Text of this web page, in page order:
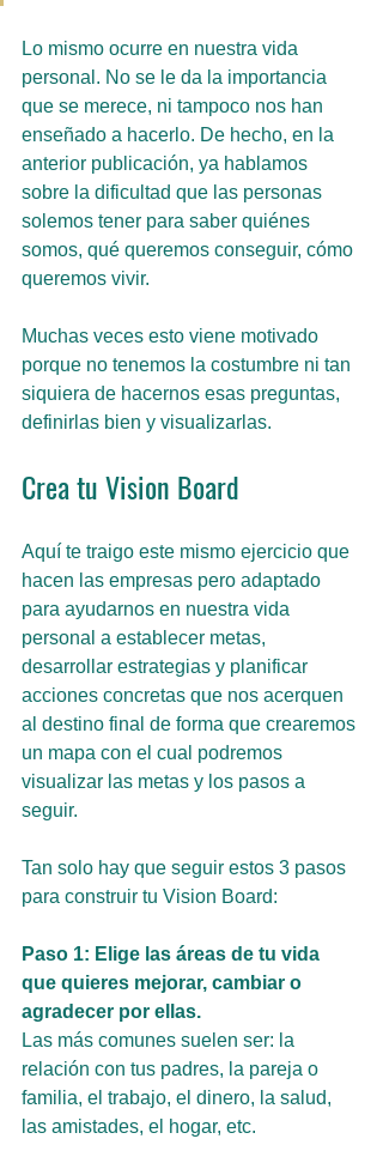
Lo mismo ocurre en nuestra vida
personal. No se le da la importancia
que se merece, ni tampoco nos han
enseñado a hacerlo. De hecho, en la
anterior publicación, ya hablamos
sobre la dificultad que las personas
solemos tener para saber quiénes
somos, qué queremos conseguir, cómo
queremos vivir.
Muchas veces esto viene motivado
porque no tenemos la costumbre ni tan
siquiera de hacernos esas preguntas,
definirlas bien y visualizarlas.
Crea tu Vision Board
Aquí te traigo este mismo ejercicio que
hacen las empresas pero adaptado
para ayudarnos en nuestra vida
personal a establecer metas,
desarrollar estrategias y planificar
acciones concretas que nos acerquen
al destino final de forma que crearemos
un mapa con el cual podremos
visualizar las metas y los pasos a
seguir.
Tan solo hay que seguir estos 3 pasos
para construir tu Vision Board:
Paso 1: Elige las áreas de tu vida
que quieres mejorar, cambiar o
agradecer por ellas.
Las más comunes suelen ser: la
relación con tus padres, la pareja o
familia, el trabajo, el dinero, la salud,
las amistades, el hogar, etc.